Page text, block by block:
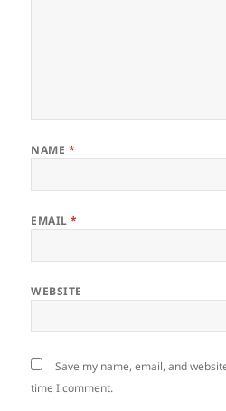
NAME *
EMAIL*
WEBSITE
Save my name, email, and
time I comment.